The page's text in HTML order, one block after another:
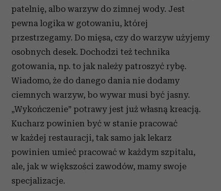
patelnię, albo warzyw do zimnej wody. Jest
pewna logika w gotowaniu, której
przestrzegamy. Do mięsa, czy do warzyw użyjemy
osobnych desek. Dochodzi też technika
gotowania, np. to jak należy patroszyć rybę.
Wiadomo, że do danego dania nie dodamy
ciemnych warzyw, bo wywar musi być jasny.
„Wykończenie” potrawy jest już własną kreacją.
Kucharz powinien być w stanie pracować
w każdej restauracji, tak samo jak lekarz
powinien umieć pracować w każdym szpitalu,
ale, jak w większości zawodów, mamy swoje
specjalizacje.